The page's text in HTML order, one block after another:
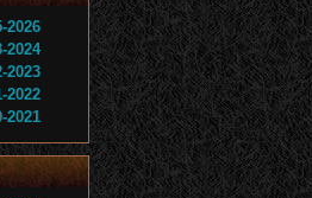
2026
2024
2023
2022
2021